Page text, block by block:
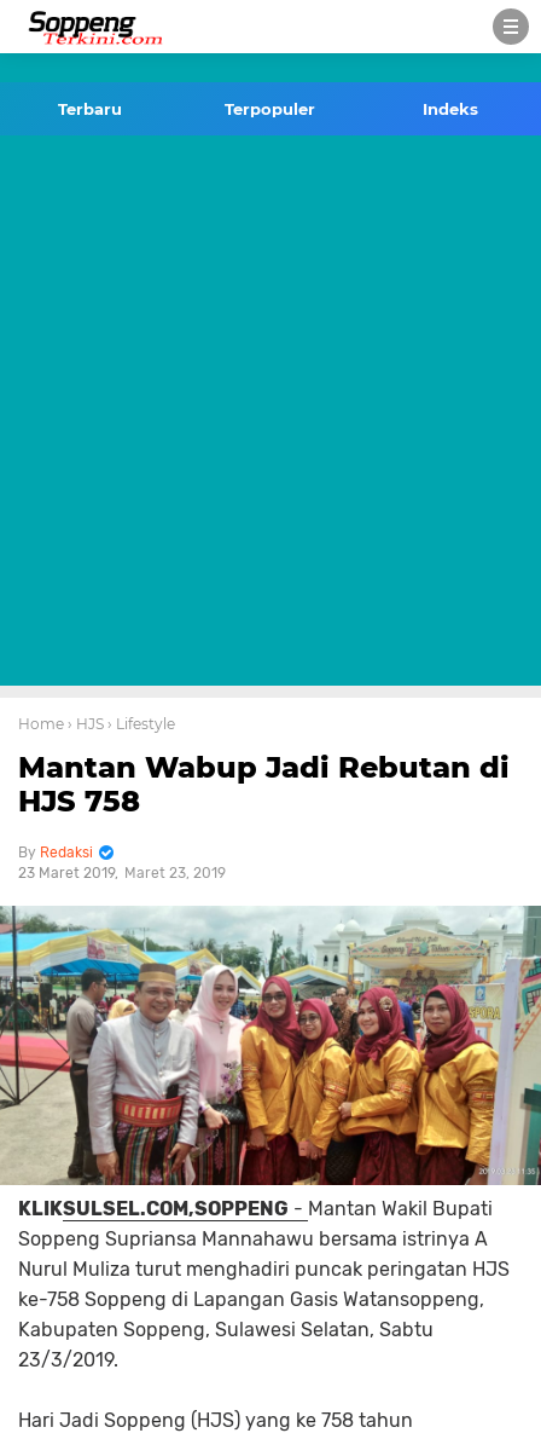
Terbaru Terpopuler Indeks
Home › HJS › Lifestyle
Mantan Wabup Jadi Rebutan di
HJS 758
Redaksi
23 Maret 2019
Maret 23, 2019
KLIKSULSEL.COM,SOPPENG - Mantan Wakil Bupati
Soppeng Supriansa Mannahawu bersama istrinya A
Nurul Muliza turut menghadiri puncak peringatan HJS
ke-758 Soppeng di Lapangan Gasis Watansoppeng,
Kabupaten Soppeng, Sulawesi Selatan, Sabtu
23/3/2019.
Hari Jadi Soppeng (HJS) yang ke 758 tahun